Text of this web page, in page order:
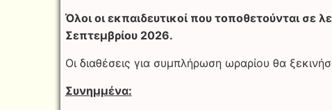
Όλοι οι εκπαιδευτικοί που τοποθετούνται σε
Σεπτεμβρίου 2026.
Οι διαθέσεις για συμπλήρωση ωραρίου θα
Συνημμένα: